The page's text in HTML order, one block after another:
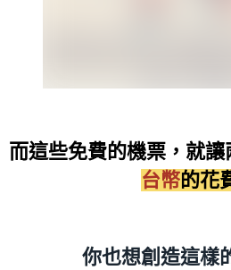
而這些免費的機票，就
台幣的花
你也想創造這樣